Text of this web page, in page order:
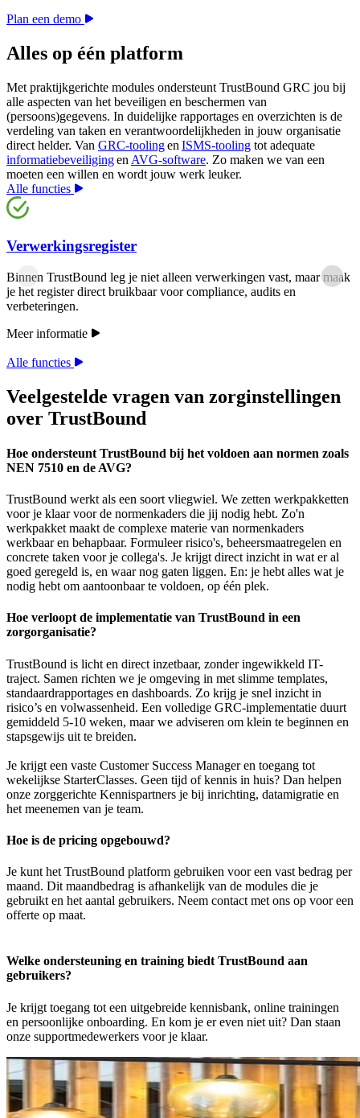
Plan een demo
Alles op één platform
Met praktijkgerichte modules ondersteunt TrustBound GRC jou bij
alle aspecten van het beveiligen en beschermen van
(persoons)gegevens. In duidelijke rapportages en overzichten is de
verdeling van taken en verantwoordelijkheden in jouw organisatie
direct helder. Van GRC-toolingen ISMS-tooling tot adequate
informatiebeveiligingen AVG-software. Zo maken we van een
moeten een willen en wordt jouw werk leuker.
Alle functies
Verwerkingsregister
Binnen TrustBound leg je niet alleen verwerkingen vast, maar maak
je het register direct bruikbaar voor compliance, audits en
verbeteringen.
Meer informatie
Alle functies
Veelgestelde vragen van zorginstellingen
over TrustBound
Hoe ondersteunt TrustBound bij het voldoen aan normen zoals
NEN 7510 en de AVG?
TrustBound werkt als een soort vliegwiel. We zetten werkpakketten
voor je klaar voor de normenkaders die jij nodig hebt. Zo'n
werkpakket maakt de complexe materie van normenkaders
werkbaar en behapbaar. Formuleer risico's, beheersmaatregelen en
concrete taken voor je collega's. Je krijgt direct inzicht in wat er al
goed geregeld is, en waar nog gaten liggen. En: je hebt alles wat je
nodig hebt om aantoonbaar te voldoen, op één plek.
Hoe verloopt de implementatie van TrustBound in een
zorgorganisatie?
TrustBound is licht en direct inzetbaar, zonder ingewikkeld IT-
traject. Samen richten we je omgeving in met slimme templates,
standaardrapportages en dashboards. Zo krijg je snel inzicht in
risico’s en volwassenheid. Een volledige GRC-implementatie duurt
gemiddeld 5-10 weken, maar we adviseren om klein te beginnen en
stapsgewijs uit te breiden.
Je krijgt een vaste Customer Success Manager en toegang tot
wekelijkse StarterClasses. Geen tijd of kennis in huis? Dan helpen
onze zorggerichte Kennispartners je bij inrichting, datamigratie en
het meenemen van je team.
Hoe is de pricing opgebouwd?
Je kunt het TrustBound platform gebruiken voor een vast bedrag per
maand. Dit maandbedrag is afhankelijk van de modules die je
gebruikt en het aantal gebruikers. Neem contact met ons op voor een
offerte op maat.
Welke ondersteuning en training biedt TrustBound aan
gebruikers?
Je krijgt toegang tot een uitgebreide kennisbank, online trainingen
en persoonlijke onboarding. En kom je er even niet uit? Dan staan
onze supportmedewerkers voor je klaar.